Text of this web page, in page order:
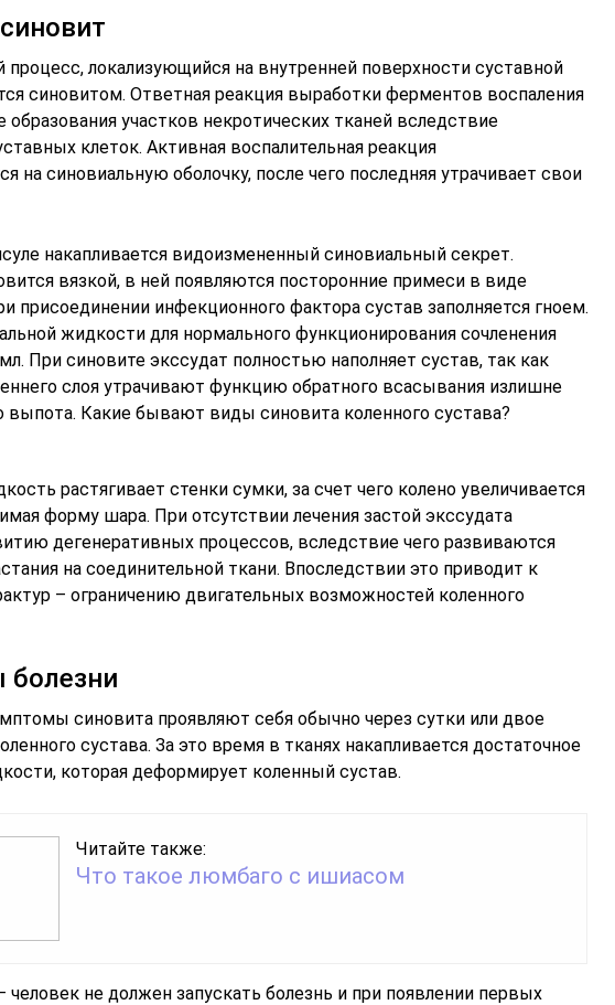
процесс, локализующийся на внутренней поверхности суставной
синовитом. Ответная реакция выработки ферментов воспаления
образования участков некротических тканей вследствие
клеток. Активная воспалительная реакция
на синовиальную оболочку, после чего последняя утрачивает свои
накапливается видоизмененный синовиальный секрет.
вязкой, в ней появляются посторонние примеси в виде
присоединении инфекционного фактора сустав заполняется гноем.
жидкости для нормального функционирования сочленения
При синовите экссудат полностью наполняет сустав, так как
слоя утрачивают функцию обратного всасывания излишне
выпота. Какие бывают виды синовита коленного сустава?
растягивает стенки сумки, за счет чего колено увеличивается
форму шара. При отсутствии лечения застой экссудата
дегенеративных процессов, вследствие чего развиваются
на соединительной ткани. Впоследствии это приводит к
– ограничению двигательных возможностей коленного
синовита проявляют себя обычно через сутки или двое
сустава. За это время в тканях накапливается достаточное
которая деформирует коленный сустав.
Читайте также:
Что такое люмбаго с ишиасом
человек не должен запускать болезнь и при появлении первых